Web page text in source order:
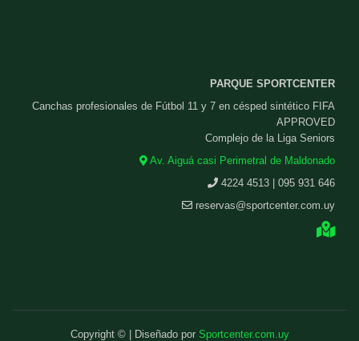
PARQUE SPORTCENTER
Canchas profesionales de Fútbol 11 y 7 en césped sintético FIFA
APPROVED
Complejo de la Liga Seniors
Av. Aiguá casi Perimetral de Maldonado
4224 4513 | 095 931 646
reservas@sportcenter.com.uy
Copyright © | Diseñado por Sportcenter.com.uy